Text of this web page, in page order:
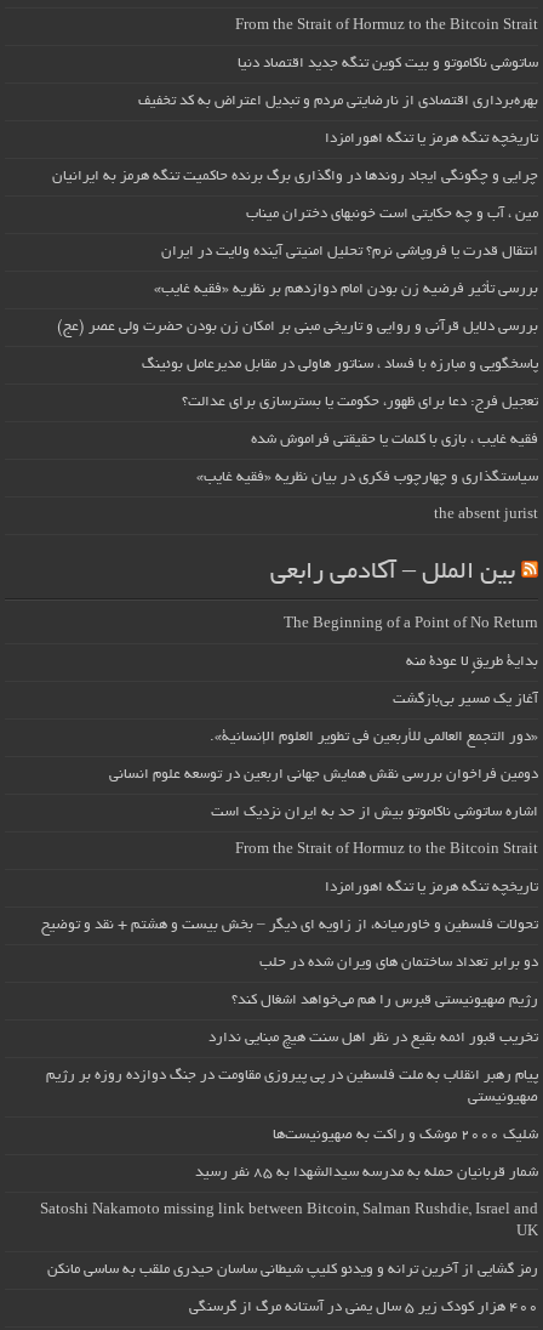
From the Strait of Hormuz to the Bitcoin Strait
ساتوشی ناکاموتو و بیت کوین تنگه جدید اقتصاد دنیا
بهره‌برداری اقتصادی از نارضایتی مردم و تبدیل اعتراض به کد تخفیف
تاریخچه تنگه هرمز یا تنگه اهورامزدا
چرایی و چگونگی ایجاد روندها در واگذاری برگ برنده حاکمیت تنگه هرمز به ایرانیان
مین ، آب و چه حکایتی است خونبهای دختران میناب
انتقال قدرت یا فروپاشی نرم؟ تحلیل امنیتی آینده ولایت در ایران
بررسی تأثیر فرضیه زن بودن امام دوازدهم بر نظریه «فقیه غایب»
بررسی دلایل قرآنی و روایی و تاریخی مبنی بر امکان زن بودن حضرت ولی عصر (عج)
پاسخگویی و مبارزه با فساد ، سناتور هاولی در مقابل مدیرعامل بوئینگ
تعجیل فرج: دعا برای ظهور، حکومت یا بسترسازی برای عدالت؟
فقیه غایب ، بازی با کلمات یا حقیقتی فراموش شده
سیاستگذاری و چهارچوب فکری در بیان نظریه «فقیه غایب»
the absent jurist
بین الملل – آکادمی رابعی
The Beginning of a Point of No Return
بداية طريقٍ لا عودة منه
آغاز یک مسیر بی‌بازگشت
«دور التجمع العالمي للأربعين في تطوير العلوم الإنسانية».
دومین فراخوان بررسی نقش همایش جهانی اربعین در توسعه علوم انسانی
اشاره ساتوشی ناکاموتو بیش از حد به ایران نزدیک است
From the Strait of Hormuz to the Bitcoin Strait
تاریخچه تنگه هرمز یا تنگه اهورامزدا
تحولات فلسطین و خاورمیانه، از زاویه ای دیگر – بخش بیست و هشتم + نقد و توضیح
دو برابر تعداد ساختمان های ویران شده در حلب
رژیم صهیونیستی قبرس را هم می‌خواهد اشغال کند؟
تخریب قبور ائمه بقیع در نظر اهل سنت هیچ مبنایی ندارد
پیام رهبر انقلاب به ملت فلسطین در پی پیروزی مقاومت در جنگ دوازده روزه بر رژیم
صهیونیستی
شلیک ۲۰۰۰ موشک و راکت به صهیونیست‌ها
شمار قربانیان حمله به مدرسه سیدالشهدا به ۸۵ نفر رسید
Satoshi Nakamoto missing link between Bitcoin, Salman Rushdie, Israel and
UK
رمز گشایی از آخرین ترانه و ویدئو کلیپ شیطانی ساسان حیدری ملقب به ساسی مانکن
۴۰۰ هزار کودک زیر ۵ سال یمنی در آستانه مرگ از گرسنگی